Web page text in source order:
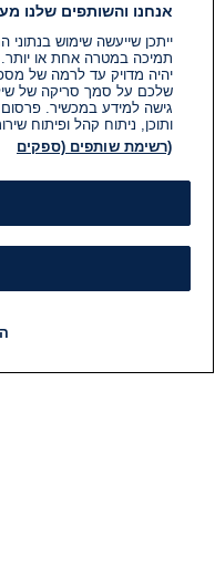
אנחנו והשותפים שלנו
ייתכן שייעשה שימוש
תמיכה במטרה אחת או
יהיה מדויק עד לרמה של
שלכם על סמך סריקה של
גישה למידע במכשיר.
ותוכן, ניתוח קהל ופיתוח
(רשימת שותפים (ספקים